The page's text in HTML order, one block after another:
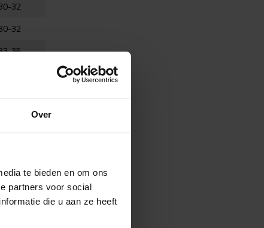
Over
te bieden en om ons
partners voor social
die u aan ze heeft
32
32
35
38
44
42-44